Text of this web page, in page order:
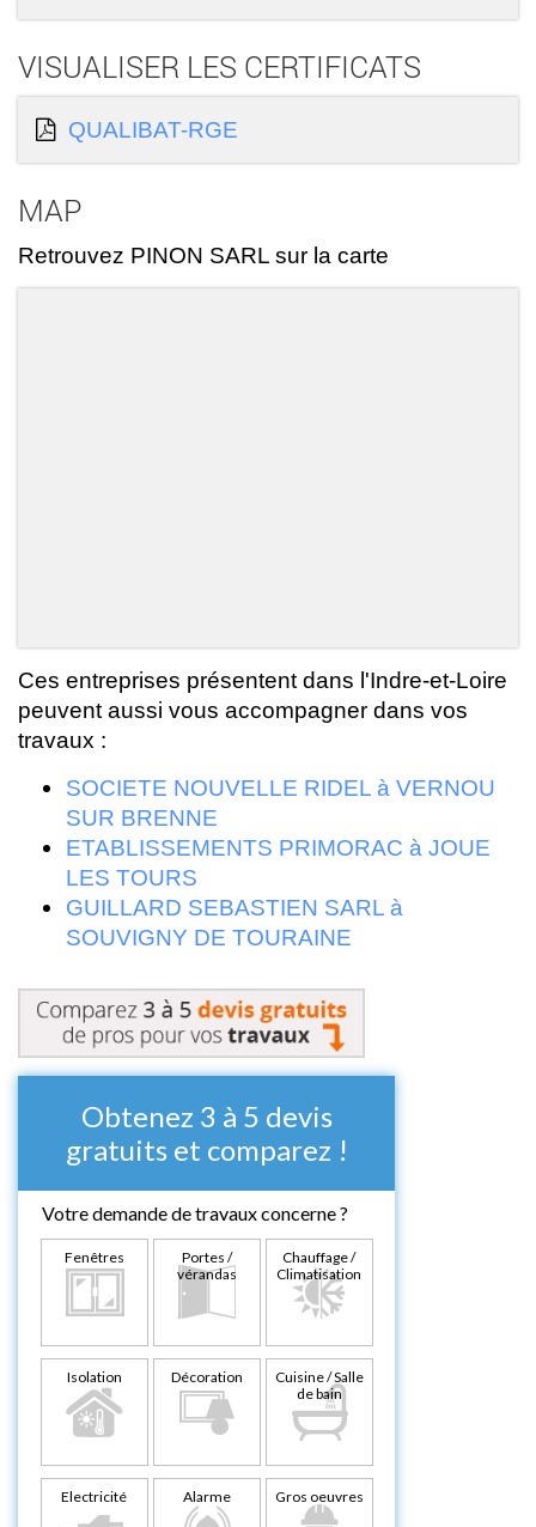
VISUALISER LES CERTIFICATS
QUALIBAT-RGE
MAP
Retrouvez PINON SARL sur la carte
Ces entreprises présentent dans l'Indre-et-Loire
peuvent aussi vous accompagner dans vos
travaux :
SOCIETE NOUVELLE RIDEL à VERNOU
SUR BRENNE
ETABLISSEMENTS PRIMORAC à JOUE
LES TOURS
GUILLARD SEBASTIEN SARL à
SOUVIGNY DE TOURAINE
Obtenez 3 à 5 devis
gratuits et comparez !
Votre demande de travaux concerne ?
Fenêtres
Portes /
vérandas
Chauffage /
Climatisation
Isolation Décoration
Cuisine / Salle
de bain
Electricité Alarme Gros oeuvres